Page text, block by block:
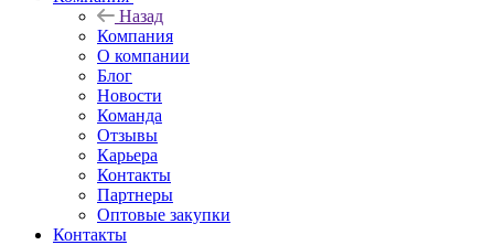
Назад
Компания
О компании
Блог
Новости
Команда
Отзывы
Карьера
Контакты
Партнеры
Оптовые закупки
Контакты